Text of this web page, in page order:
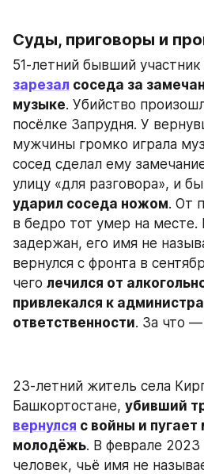
Суды, приговоры и
зарезал соседа за
музыке. Убийство
посёлке Запрудня. У
мужчины громко играла
сосед сделал ему
ударил соседа ножом. От
в бедро тот умер на
задержан, его имя не
вернулся с фронта в
чего лечился от
привлекался к
ответственности. За что —
23-летний житель села
Башкортостане,
вернулся с войны и
молодёжь. В феврале
человек, чьё имя не